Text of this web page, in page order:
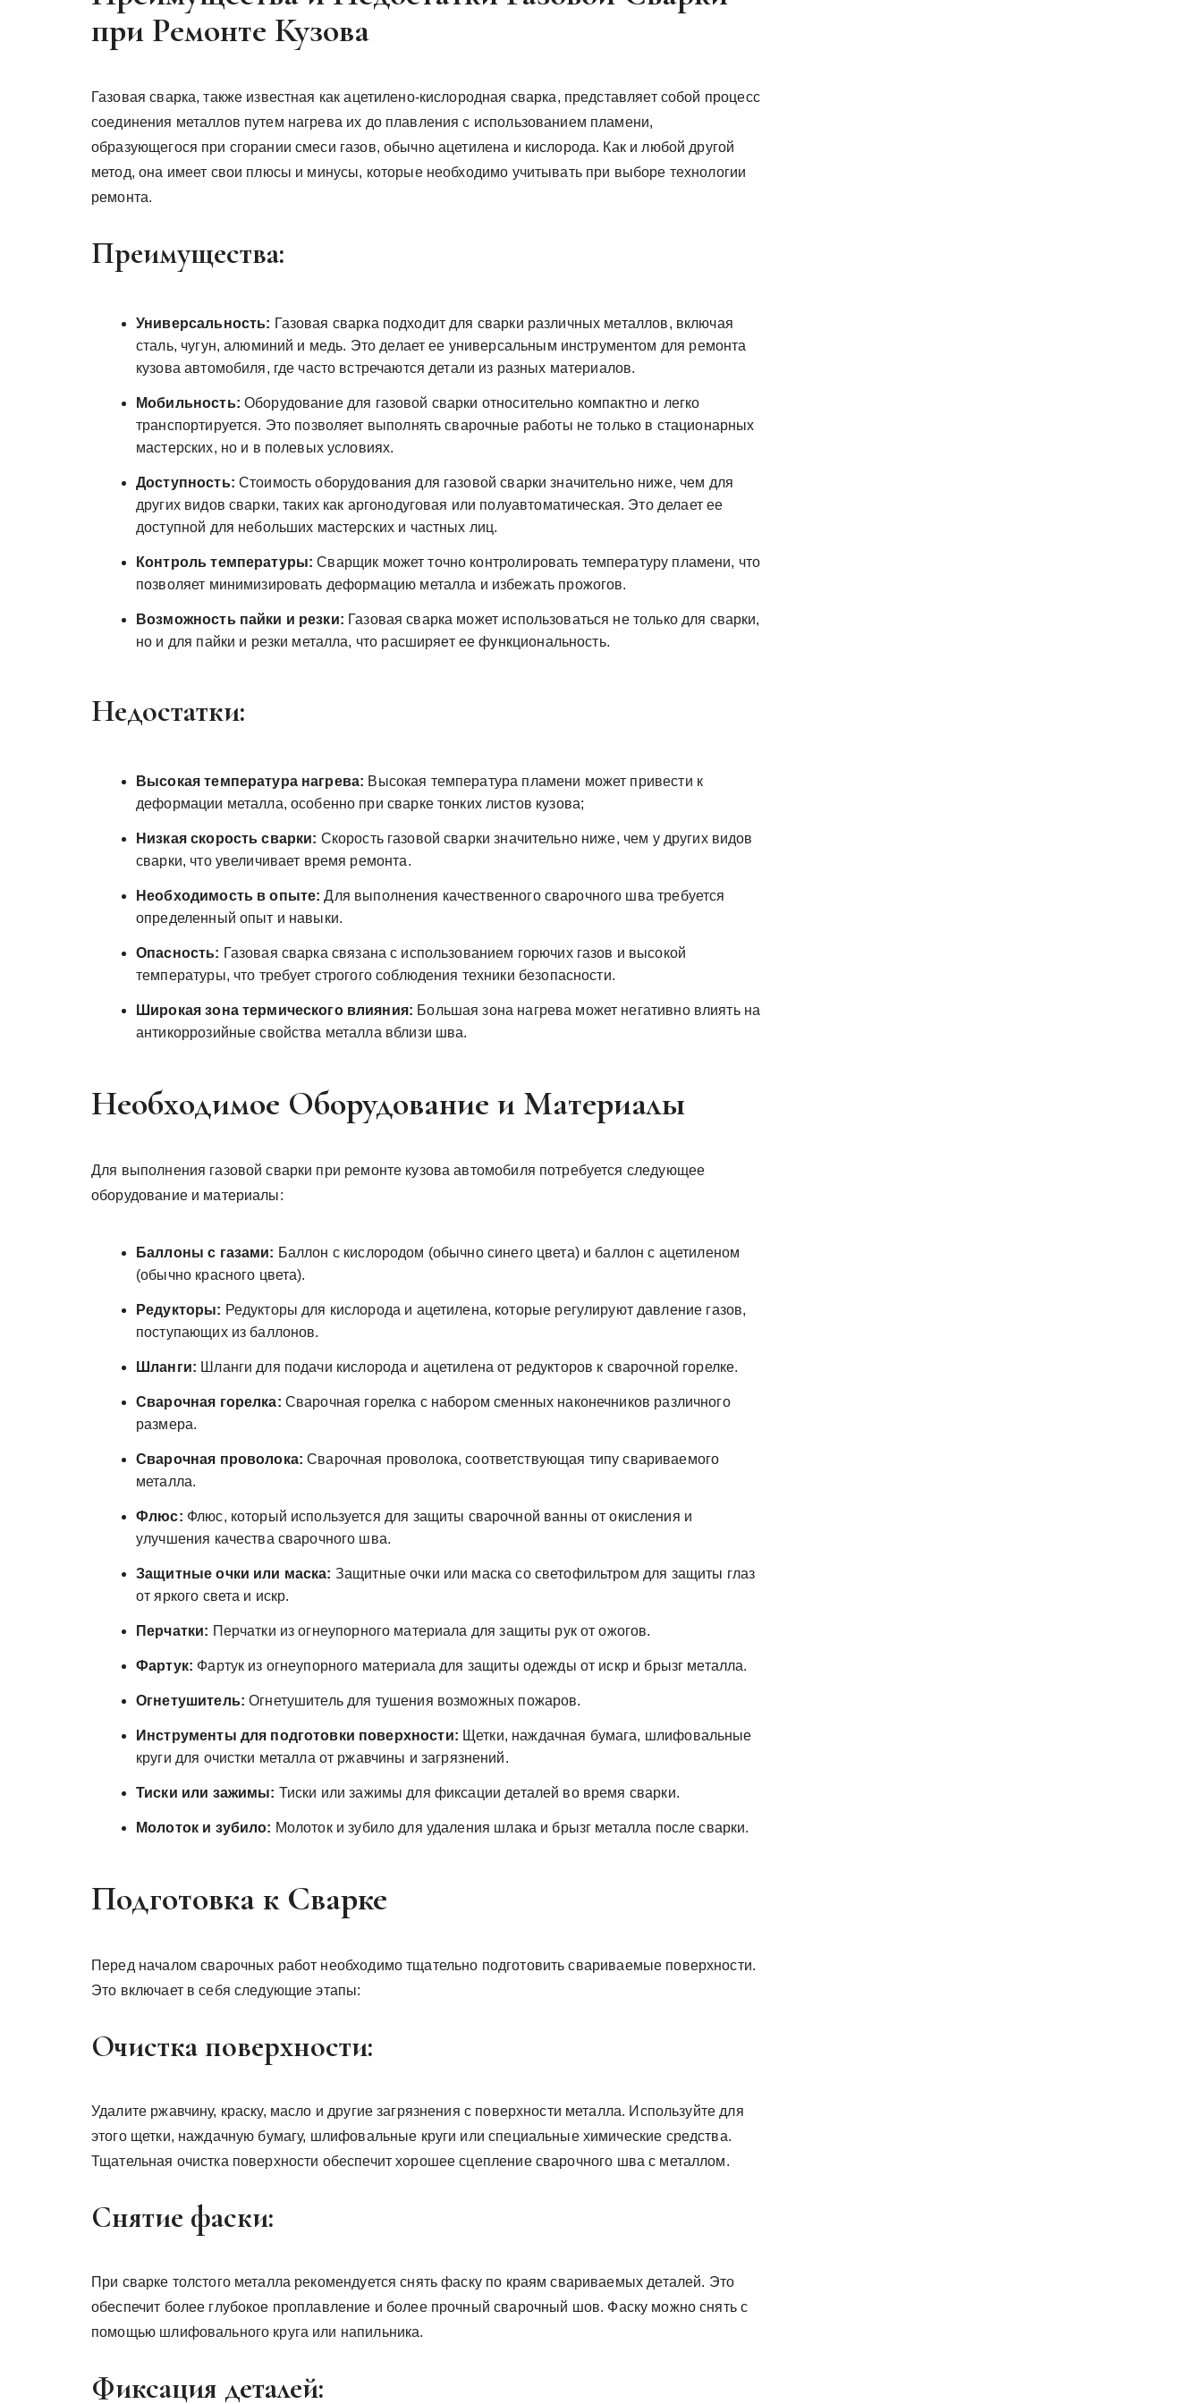
при Ремонте Кузова
Газовая сварка, также известная как ацетилено-кислородная сварка, представляет собой процесс
соединения металлов путем нагрева их до плавления с использованием пламени,
образующегося при сгорании смеси газов, обычно ацетилена и кислорода. Как и любой другой
метод, она имеет свои плюсы и минусы, которые необходимо учитывать при выборе технологии
ремонта.
Преимущества:
Универсальность: Газовая сварка подходит для сварки различных металлов, включая
сталь, чугун, алюминий и медь. Это делает ее универсальным инструментом для ремонта
кузова автомобиля, где часто встречаются детали из разных материалов.
Мобильность: Оборудование для газовой сварки относительно компактно и легко
транспортируется. Это позволяет выполнять сварочные работы не только в стационарных
мастерских, но и в полевых условиях.
Доступность: Стоимость оборудования для газовой сварки значительно ниже, чем для
других видов сварки, таких как аргонодуговая или полуавтоматическая. Это делает ее
доступной для небольших мастерских и частных лиц.
Контроль температуры: Сварщик может точно контролировать температуру пламени, что
позволяет минимизировать деформацию металла и избежать прожогов.
Возможность пайки и резки: Газовая сварка может использоваться не только для сварки,
но и для пайки и резки металла, что расширяет ее функциональность.
Недостатки:
Высокая температура нагрева: Высокая температура пламени может привести к
деформации металла, особенно при сварке тонких листов кузова;
Низкая скорость сварки: Скорость газовой сварки значительно ниже, чем у других видов
сварки, что увеличивает время ремонта.
Необходимость в опыте: Для выполнения качественного сварочного шва требуется
определенный опыт и навыки.
Опасность: Газовая сварка связана с использованием горючих газов и высокой
температуры, что требует строгого соблюдения техники безопасности.
Широкая зона термического влияния: Большая зона нагрева может негативно влиять на
антикоррозийные свойства металла вблизи шва.
Необходимое Оборудование и Материалы
Для выполнения газовой сварки при ремонте кузова автомобиля потребуется следующее
оборудование и материалы:
Баллоны с газами: Баллон с кислородом (обычно синего цвета) и баллон с ацетиленом
(обычно красного цвета).
Редукторы: Редукторы для кислорода и ацетилена, которые регулируют давление газов,
поступающих из баллонов.
Шланги: Шланги для подачи кислорода и ацетилена от редукторов к сварочной горелке.
Сварочная горелка: Сварочная горелка с набором сменных наконечников различного
размера.
Сварочная проволока: Сварочная проволока, соответствующая типу свариваемого
металла.
Флюс: Флюс, который используется для защиты сварочной ванны от окисления и
улучшения качества сварочного шва.
Защитные очки или маска: Защитные очки или маска со светофильтром для защиты глаз
от яркого света и искр.
Перчатки: Перчатки из огнеупорного материала для защиты рук от ожогов.
Фартук: Фартук из огнеупорного материала для защиты одежды от искр и брызг металла.
Огнетушитель: Огнетушитель для тушения возможных пожаров.
Инструменты для подготовки поверхности: Щетки, наждачная бумага, шлифовальные
круги для очистки металла от ржавчины и загрязнений.
Тиски или зажимы: Тиски или зажимы для фиксации деталей во время сварки.
Молоток и зубило: Молоток и зубило для удаления шлака и брызг металла после сварки.
Подготовка к Сварке
Перед началом сварочных работ необходимо тщательно подготовить свариваемые поверхности.
Это включает в себя следующие этапы:
Очистка поверхности:
Удалите ржавчину, краску, масло и другие загрязнения с поверхности металла. Используйте для
этого щетки, наждачную бумагу, шлифовальные круги или специальные химические средства.
Тщательная очистка поверхности обеспечит хорошее сцепление сварочного шва с металлом.
Снятие фаски:
При сварке толстого металла рекомендуется снять фаску по краям свариваемых деталей. Это
обеспечит более глубокое проплавление и более прочный сварочный шов. Фаску можно снять с
помощью шлифовального круга или напильника.
Фиксация деталей: